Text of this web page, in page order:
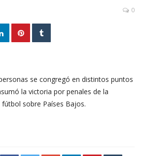
0
se congregó en distintos puntos
la victoria por penales de la
sobre Países Bajos.